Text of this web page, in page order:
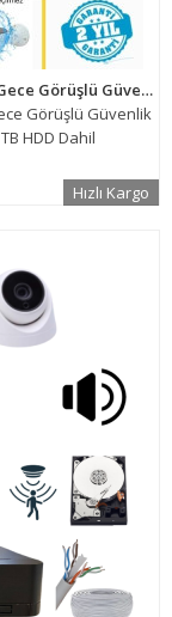
Arna 4 Kameralı Set - 5MP Sony Lensli Full Hd Gece Görüşlü Güvenlik Kamerası Sistemi - Cepten Izle Xmeye 3 TB HDD Dahil
Görüşlü Güvenlik
HDD Dahil
Hızlı Kargo